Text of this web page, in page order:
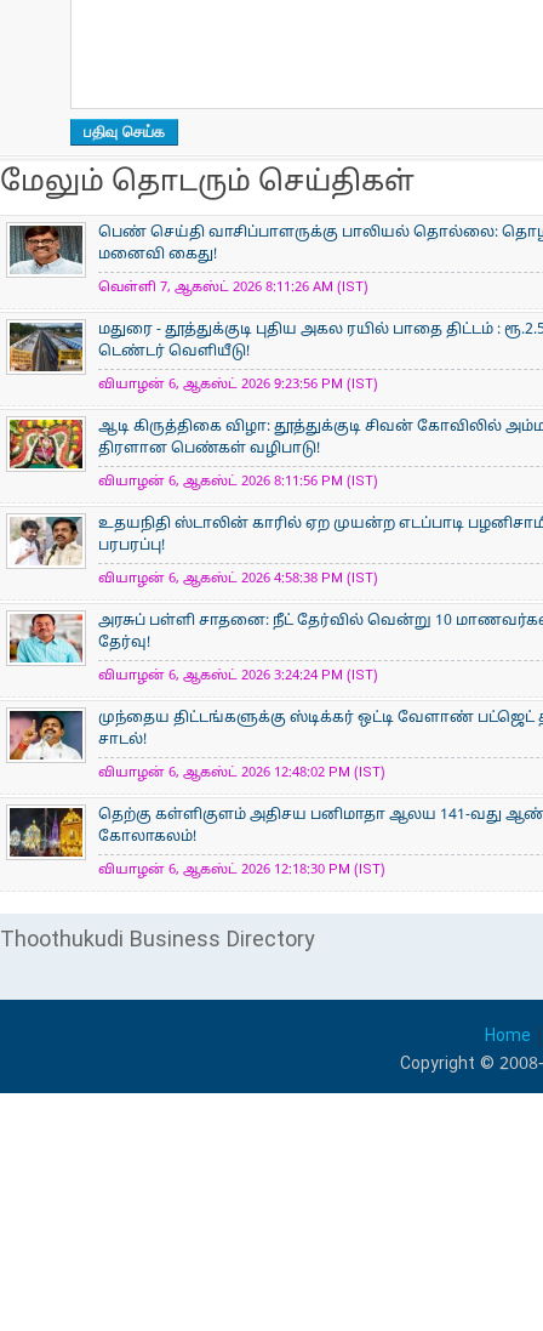
மேலும் தொடரும் செய்திகள்
பெண் செய்தி வாசிப்பாளருக்கு பாலியல் தொல்லை:
மனைவி கைது!
வெள்ளி 7, ஆகஸ்ட் 2026 8:11:26 AM (IST)
மதுரை - தூத்துக்குடி புதிய அகல ரயில் பாதை திட்டம் :
டெண்டர் வெளியீடு!
வியாழன் 6, ஆகஸ்ட் 2026 9:23:56 PM (IST)
ஆடி கிருத்திகை விழா: தூத்துக்குடி சிவன் கோவிலில்
திரளான பெண்கள் வழிபாடு!
வியாழன் 6, ஆகஸ்ட் 2026 8:11:56 PM (IST)
உதயநிதி ஸ்டாலின் காரில் ஏற முயன்ற எடப்பாடி
பரபரப்பு!
வியாழன் 6, ஆகஸ்ட் 2026 4:58:38 PM (IST)
அரசுப் பள்ளி சாதனை: நீட் தேர்வில் வென்று 10 மாணவர்கள்
தேர்வு!
வியாழன் 6, ஆகஸ்ட் 2026 3:24:24 PM (IST)
முந்தைய திட்டங்களுக்கு ஸ்டிக்கர் ஒட்டி வேளாண் பட்ஜெட்
சாடல்!
வியாழன் 6, ஆகஸ்ட் 2026 12:48:02 PM (IST)
தெற்கு கள்ளிகுளம் அதிசய பனிமாதா ஆலய 141-வது
கோலாகலம்!
வியாழன் 6, ஆகஸ்ட் 2026 12:18:30 PM (IST)
Thoothukudi Business Directory
Home
Copyright ©